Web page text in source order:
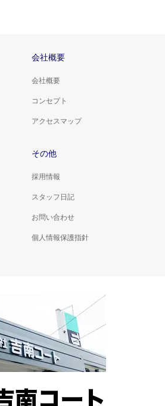
会社概要
会社概要
コンセプト
アクセスマップ
その他
採用情報
スタッフ日記
お問い合わせ
個人情報保護指針